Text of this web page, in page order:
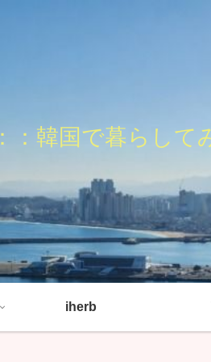
：：韓国で暮らして
iherb